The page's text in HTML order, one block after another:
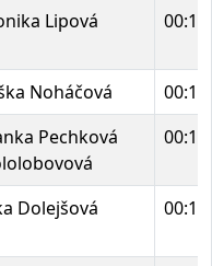
Lipová
Noháčová
Pechková
Dolejšová